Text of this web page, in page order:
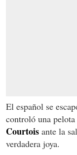
El español se
controló una
Courtois ante la
verdadera joya.